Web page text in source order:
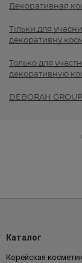
Декоративная
Тільки для
декоративну
Только для
декоративную
DEBORAH
Каталог
Корейская